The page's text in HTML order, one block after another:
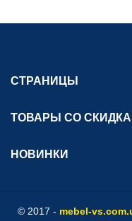
СТРАНИЦЫ
ТОВАРЫ СО
НОВИНКИ
© 2017 - mebel-